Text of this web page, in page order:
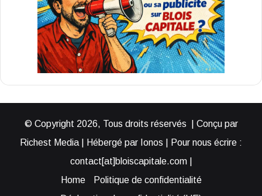
© Copyright 2026, Tous droits réservés | Conçu par
Richest Media | Hébergé par Ionos | Pour nous écrire :
contact[at]bloiscapitale.com |
Home
Politique de confidentialité